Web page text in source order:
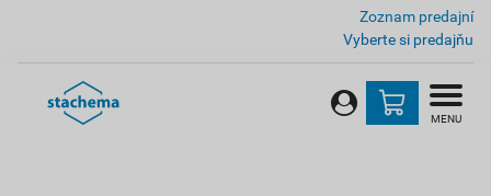
Zoznam predajní
Vyberte si predajňu
MENU